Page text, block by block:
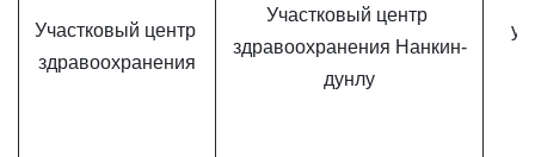
Участковый центр
здравоохранения
Участковый центр
здравоохранения Нанкин-
дунлу